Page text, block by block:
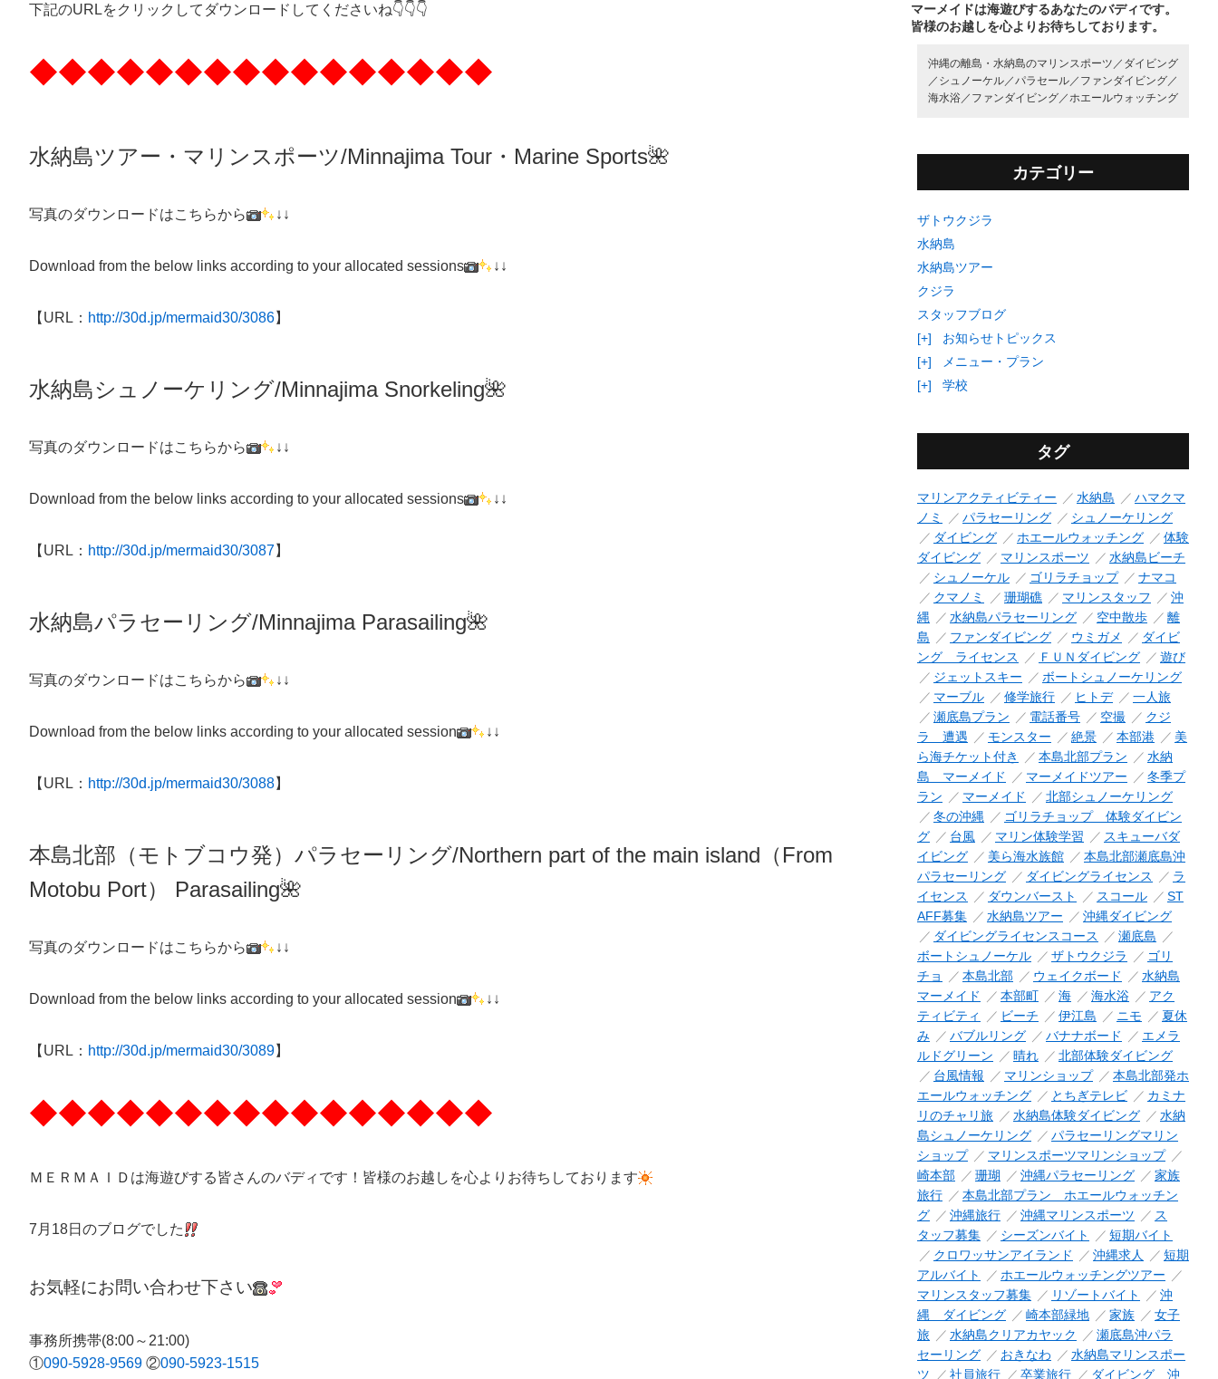
下記のURLをクリックしてダウンロードしてくださいね👇👇👇
◆◆◆◆◆◆◆◆◆◆◆◆◆◆◆◆
水納島ツアー・マリンスポーツ/Minnajima Tour・Marine Sports🌺
写真のダウンロードはこちらから ↓↓
Download from the below links according to your allocated sessions ↓↓
【URL： http://30d.jp/mermaid30/3086】
水納島シュノーケリング/Minnajima Snorkeling🌺
写真のダウンロードはこちらから ↓↓
Download from the below links according to your allocated sessions ↓↓
【URL： http://30d.jp/mermaid30/3087】
水納島パラセーリング/Minnajima Parasailing🌺
写真のダウンロードはこちらから ↓↓
Download from the below links according to your allocated session ↓↓
【URL： http://30d.jp/mermaid30/3088】
本島北部（モトブコウ発）パラセーリング/Northern part of the main island（From
Motobu Port）
Parasailing🌺
写真のダウンロードはこちらから ↓↓
Download from the below links according to your allocated session ↓↓
【URL： http://30d.jp/mermaid30/3089】
◆◆◆◆◆◆◆◆◆◆◆◆◆◆◆◆
ＭＥＲＭＡＩＤは海遊びする皆さんのバディです！皆様のお越しを心よりお待ちしております
7月18日のブログでした
お気軽にお問い合わせ下さい
事務所携帯(8:00～21:00)
①090-5928-9569 ②090-5923-1515
マーメイドは海遊びするあなたのバディです。
皆様のお越しを心よりお待ちしております。
沖縄の離島・水納島のマリンスポーツ／ ダイビング
／ シュノーケル／ パラセール／ ファンダイビング／
海水浴／ ファンダイビング／ ホエールウォッチング
カテゴリー
ザトウクジラ
水納島
水納島ツアー
クジラ
スタッフブログ
[+]
お知らせトピックス
[+]
メニュー・プラン
[+]
学校
タグ
マリンアクティビティー 水納島
ハマクマ
ノミ
パラセーリング
シュノーケリング
ダイビング
ホエールウォッチング
体験
ダイビング
マリンスポーツ
水納島ビーチ
シュノーケル
ゴリラチョップ
ナマコ
クマノミ
珊瑚礁 マリンスタッフ
沖
縄
水納島パラセーリング 空中散歩
離
島
ファンダイビング ウミガメ
ダイビ
ング ライセンス
ＦＵＮダイビング
遊び
ジェットスキー
ボートシュノーケリング
マーブル
修学旅行 ヒトデ
一人旅
瀬底島プラン
電話番号 空撮
クジ
ラ 遭遇
モンスター 絶景 本部港
美
ら海チケット付き
本島北部プラン
水納
島 マーメイド
マーメイドツアー
冬季プ
ラン
マーメイド
北部シュノーケリング
冬の沖縄
ゴリラチョップ 体験ダイビン
グ
台風 マリン体験学習
スキューバダ
イビング
美ら海水族館
本島北部瀬底島沖
パラセーリング
ダイビングライセンス
ラ
イセンス
ダウンバースト スコール
ST
AFF募集
水納島ツアー
沖縄ダイビング
ダイビングライセンスコース
瀬底島
ボートシュノーケル
ザトウクジラ
ゴリ
チョ
本島北部 ウェイクボード
水納島
マーメイド
本部町 海 海水浴
アク
ティビティ
ビーチ 伊江島 ニモ
夏休
み
バブルリング バナナボード
エメラ
ルドグリーン
晴れ
北部体験ダイビング
台風情報
マリンショップ
本島北部発ホ
エールウォッチング
とちぎテレビ
カミナ
リのチャリ旅
水納島体験ダイビング
水納
島シュノーケリング
パラセーリングマリン
ショップ
マリンスポーツマリンショップ
崎本部
珊瑚 沖縄パラセーリング
家族
旅行
本島北部プラン ホエールウォッチン
グ
沖縄旅行 沖縄マリンスポーツ
ス
タッフ募集
シーズンバイト
短期バイト
クロワッサンアイランド
沖縄求人
短期
アルバイト
ホエールウォッチングツアー
マリンスタッフ募集
リゾートバイト
沖
縄 ダイビング
崎本部緑地 家族
女子
旅
水納島クリアカヤック
瀬底島沖パラ
セーリング
おきなわ
水納島マリンスポー
ツ
社員旅行 卒業旅行 ダイビング 沖